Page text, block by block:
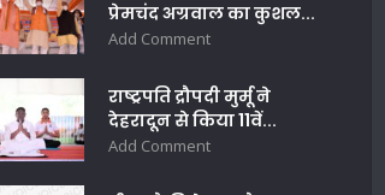
प्रेमचंद अग्रवाल का कुशल...
Add Comment
राष्ट्रपति द्रौपदी मुर्मू ने
देहरादून से किया 11वें...
Add Comment